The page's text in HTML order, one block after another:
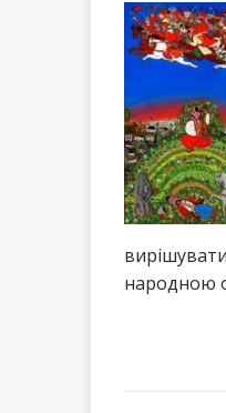
народною